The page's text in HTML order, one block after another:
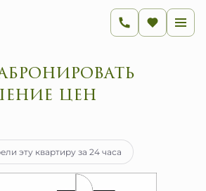
цен
м2
эту квартиру за 24 часа